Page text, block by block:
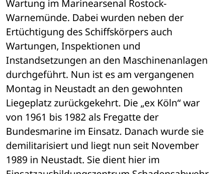
Wartung im Marinearsenal Rostock-
Warnemünde. Dabei wurden neben der
Ertüchtigung des Schiffskörpers auch
Wartungen, Inspektionen und
Instandsetzungen an den Maschinenanlagen
durchgeführt. Nun ist es am vergangenen
Montag in Neustadt an den gewohnten
Liegeplatz zurückgekehrt. Die „ex Köln“ war
von 1961 bis 1982 als Fregatte der
Bundesmarine im Einsatz. Danach wurde sie
demilitarisiert und liegt nun seit November
1989 in Neustadt. Sie dient hier im